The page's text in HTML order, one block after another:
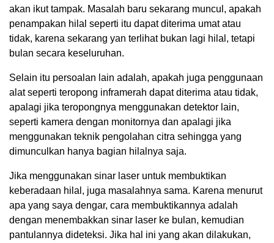
akan ikut tampak. Masalah baru sekarang muncul, apakah
penampakan hilal seperti itu dapat diterima umat atau
tidak, karena sekarang yan terlihat bukan lagi hilal, tetapi
bulan secara keseluruhan.
Selain itu persoalan lain adalah, apakah juga penggunaan
alat seperti teropong inframerah dapat diterima atau tidak,
apalagi jika teropongnya menggunakan detektor lain,
seperti kamera dengan monitornya dan apalagi jika
menggunakan teknik pengolahan citra sehingga yang
dimunculkan hanya bagian hilalnya saja.
Jika menggunakan sinar laser untuk membuktikan
keberadaan hilal, juga masalahnya sama. Karena menurut
apa yang saya dengar, cara membuktikannya adalah
dengan menembakkan sinar laser ke bulan, kemudian
pantulannya dideteksi. Jika hal ini yang akan dilakukan,